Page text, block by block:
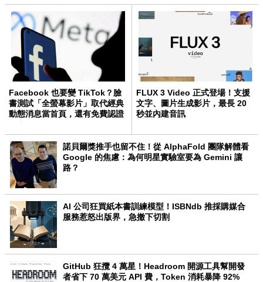
Facebook 也要變 TikTok？臉
書測試「全螢幕影片」取代經典
動態消息當首頁，還有免費認證
FLUX 3 Video 正式登場！支援
文字、圖片生成影片，最長 20
秒並內建音訊
諾貝爾獎推手也留不住！從 AlphaFold 團隊解體看
Google 的焦慮：為何明星實驗室要為 Gemini 讓
路？
AI 公司狂買紙本書訓練模型！ISBNdb 推採購媒合
服務惹怒出版界，急撤下切割
GitHub 狂攬 4 萬星！Headroom 開源工具幫開發
者省下 70 萬美元 API 費，Token 消耗暴降 92%